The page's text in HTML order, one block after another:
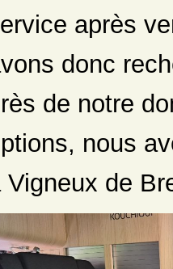
après
donc
de notre
nous
Vigneux de